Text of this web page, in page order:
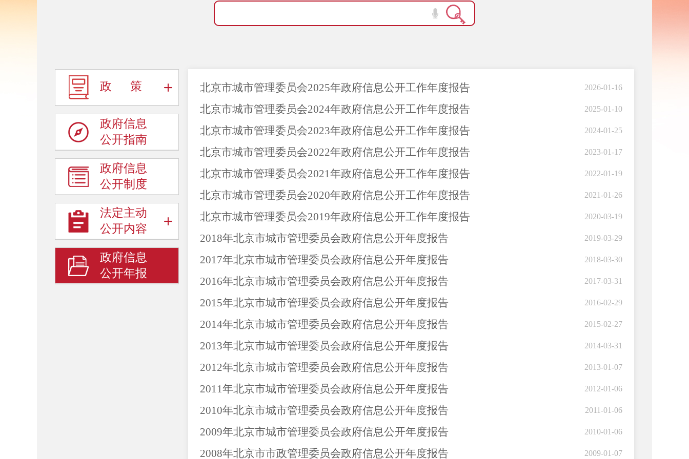
政 策
政府信息
公开指南
政府信息
公开制度
法定主动
公开内容
政府信息
公开年报
北京市城市管理委员会2025年政府信息公开工作年度报告 2026-01-16
北京市城市管理委员会2024年政府信息公开工作年度报告 2025-01-10
北京市城市管理委员会2023年政府信息公开工作年度报告 2024-01-25
北京市城市管理委员会2022年政府信息公开工作年度报告 2023-01-17
北京市城市管理委员会2021年政府信息公开工作年度报告 2022-01-19
北京市城市管理委员会2020年政府信息公开工作年度报告 2021-01-26
北京市城市管理委员会2019年政府信息公开工作年度报告 2020-03-19
2018年北京市城市管理委员会政府信息公开年度报告 2019-03-29
2017年北京市城市管理委员会政府信息公开年度报告 2018-03-30
2016年北京市城市管理委员会政府信息公开年度报告 2017-03-31
2015年北京市城市管理委员会政府信息公开年度报告 2016-02-29
2014年北京市城市管理委员会政府信息公开年度报告 2015-02-27
2013年北京市城市管理委员会政府信息公开年度报告 2014-03-31
2012年北京市城市管理委员会政府信息公开年度报告 2013-01-07
2011年北京市城市管理委员会政府信息公开年度报告 2012-01-06
2010年北京市城市管理委员会政府信息公开年度报告 2011-01-06
2009年北京市城市管理委员会政府信息公开年度报告 2010-01-06
2008年北京市市政管理委员会政府信息公开年度报告 2009-01-07